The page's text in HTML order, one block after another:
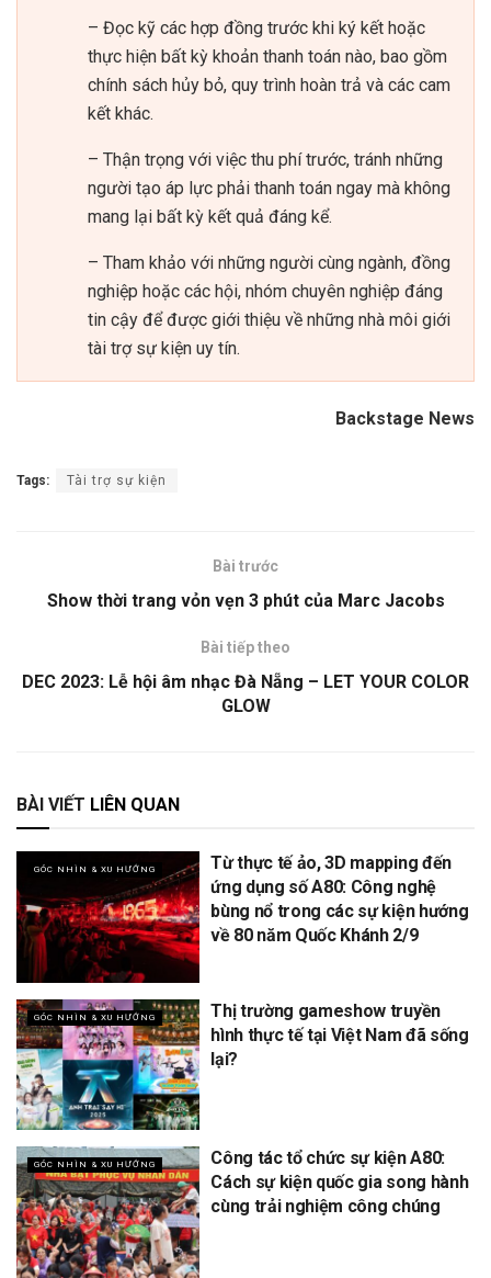
– Đọc kỹ các hợp đồng trước khi ký kết hoặc
thực hiện bất kỳ khoản thanh toán nào, bao gồm
chính sách hủy bỏ, quy trình hoàn trả và các cam
kết khác.
– Thận trọng với việc thu phí trước, tránh những
người tạo áp lực phải thanh toán ngay mà không
mang lại bất kỳ kết quả đáng kể.
– Tham khảo với những người cùng ngành, đồng
nghiệp hoặc các hội, nhóm chuyên nghiệp đáng
tin cậy để được giới thiệu về những nhà môi giới
tài trợ sự kiện uy tín.
Backstage News
Tags: Tài trợ sự kiện
Bài trước
Show thời trang vỏn vẹn 3 phút của Marc Jacobs
Bài tiếp theo
DEC 2023: Lễ hội âm nhạc Đà Nẵng – LET YOUR COLOR
GLOW
BÀI VIẾT LIÊN QUAN
GÓC NHÌN & XU HƯỚNG
Từ thực tế ảo, 3D mapping đến
ứng dụng số A80: Công nghệ
bùng nổ trong các sự kiện hướng
về 80 năm Quốc Khánh 2/9
GÓC NHÌN & XU HƯỚNG
Thị trường gameshow truyền
hình thực tế tại Việt Nam đã sống
lại?
GÓC NHÌN & XU HƯỚNG
Công tác tổ chức sự kiện A80:
Cách sự kiện quốc gia song hành
cùng trải nghiệm công chúng